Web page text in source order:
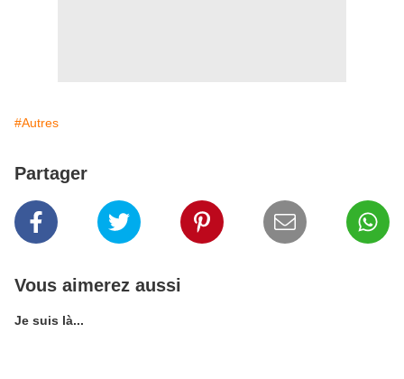
#Autres
Partager
Vous aimerez aussi
Je suis là...